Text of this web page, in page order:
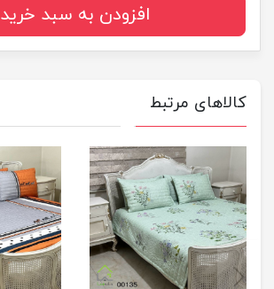
افزودن به سبد خرید
کالاهای مرتبط
previus